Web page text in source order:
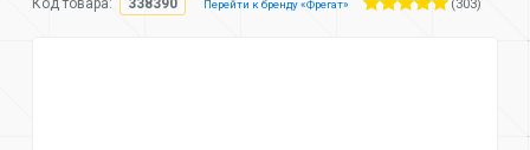
Код товара: 338390 Перейти к бренду «Фрегат»